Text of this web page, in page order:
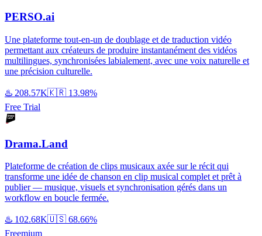
PERSO.ai
Une plateforme tout-en-un de doublage et de traduction vidéo
permettant aux créateurs de produire instantanément des vidéos
multilingues, synchronisées labialement, avec une voix naturelle et
une précision culturelle.
♨️ 208.57K🇰🇷 13.98%
Free Trial
Drama.Land
Plateforme de création de clips musicaux axée sur le récit qui
transforme une idée de chanson en clip musical complet et prêt à
publier — musique, visuels et synchronisation gérés dans un
workflow en boucle fermée.
♨️ 102.68K🇺🇸 68.66%
Freemium